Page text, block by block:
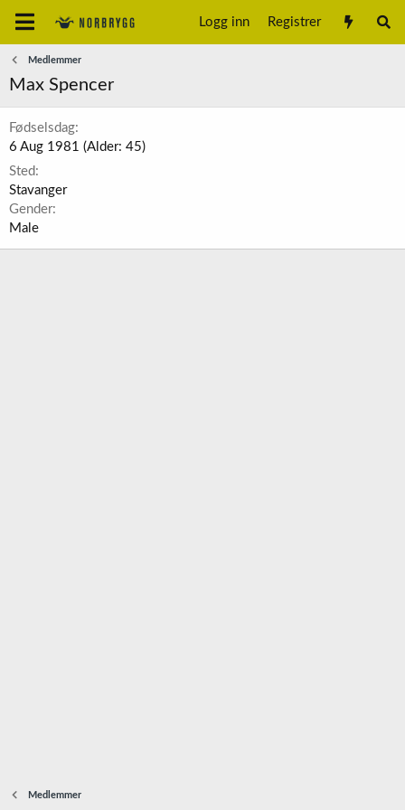
Logg inn Registrer
Medlemmer
Max Spencer
Fødselsdag
6 Aug 1981 (Alder: 45)
Sted
Stavanger
Gender
Male
Medlemmer